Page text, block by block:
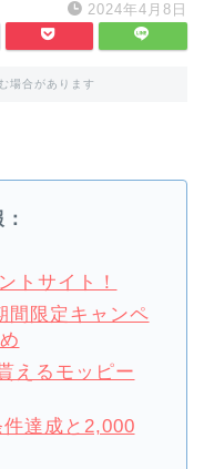
2024年4月8日
場合があります
トサイト！
間限定キャンペ
えるモッピー
達成と2,000